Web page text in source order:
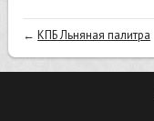
←КПБ Льняная палитра